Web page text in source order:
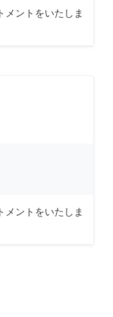
メントをいたしま
メントをいたしま